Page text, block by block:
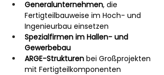
Generalunternehmen, die
Fertigteilbauweise im Hoch- und
Ingenieurbau einsetzen
Spezialfirmen im Hallen- und
Gewerbebau
ARGE-Strukturen bei Großprojekten
mit Fertigteilkomponenten